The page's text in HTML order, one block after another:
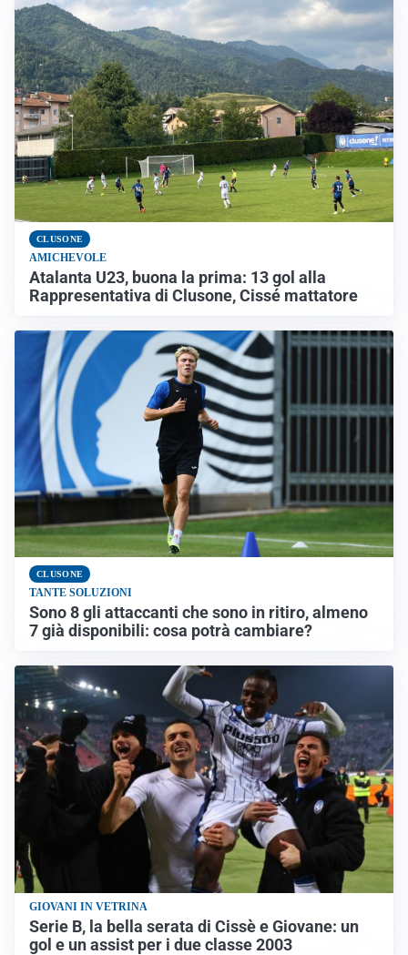
CLUSONE
AMICHEVOLE
Atalanta U23, buona la prima: 13 gol alla
Rappresentativa di Clusone, Cissé mattatore
CLUSONE
TANTE SOLUZIONI
Sono 8 gli attaccanti che sono in ritiro, almeno
7 già disponibili: cosa potrà cambiare?
GIOVANI IN VETRINA
Serie B, la bella serata di Cissè e Giovane: un
gol e un assist per i due classe 2003